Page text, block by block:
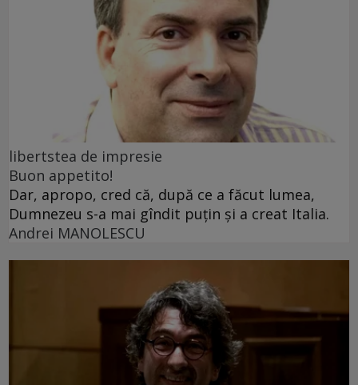
libertstea de impresie
Buon appetito!
Dar, apropo, cred că, după ce a făcut lumea,
Dumnezeu s-a mai gîndit puțin și a creat Italia.
Andrei MANOLESCU